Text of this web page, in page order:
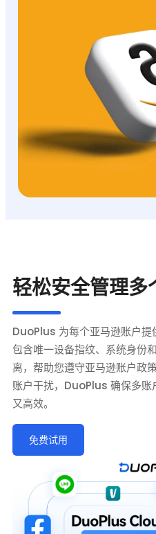
轻松安全管理多
DuoPlus 为每个亚马逊账户
包含唯一设备指纹、系统身份
离，帮助您遵守亚马逊账户政
账户干扰，DuoPlus 确保多账
又高效。
免费试用